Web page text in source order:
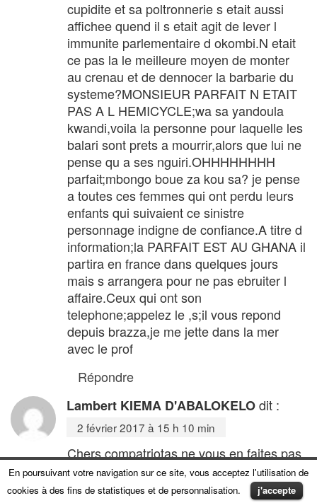
cupidite et sa poltronnerie s etait aussi
affichee quend il s etait agit de lever l
immunite parlementaire d okombi.N etait
ce pas la le meilleure moyen de monter
au crenau et de dennocer la barbarie du
systeme?MONSIEUR PARFAIT N ETAIT
PAS A L HEMICYCLE;wa sa yandoula
kwandi,voila la personne pour laquelle les
balari sont prets a mourrir,alors que lui ne
pense qu a ses nguiri.OHHHHHHHH
parfait;mbongo boue za kou sa? je pense
a toutes ces femmes qui ont perdu leurs
enfants qui suivaient ce sinistre
personnage indigne de confiance.A titre d
information;la PARFAIT EST AU GHANA il
partira en france dans quelques jours
mais s arrangera pour ne pas ebruiter l
affaire.Ceux qui ont son
telephone;appelez le ,s;il vous repond
depuis brazza,je me jette dans la mer
avec le prof
Répondre
Lambert KIEMA D'ABALOKELOdit :
2 février 2017 à 15 h 10 min
Chers compatriotas ne vous en faites pas.
Le PCT est très habile dans la
manipulation et la fausse communication
En poursuivant votre navigation sur ce site, vous acceptez l'utilisation de
cookies à des fins de statistiques et de personnalisation.
j'accepte